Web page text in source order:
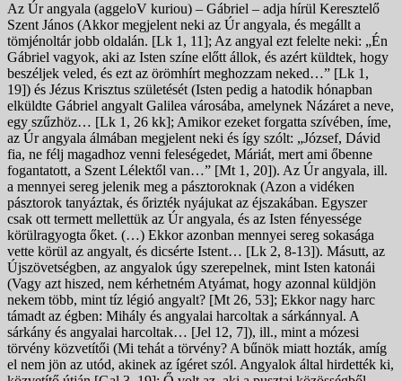
Az Úr angyala (aggeloV kuriou) – Gábriel – adja hírül Keresztelő
Szent János (Akkor megjelent neki az Úr angyala, és megállt a
tömjénoltár jobb oldalán. [Lk 1, 11]; Az angyal ezt felelte neki: „Én
Gábriel vagyok, aki az Isten színe előtt állok, és azért küldtek, hogy
beszéljek veled, és ezt az örömhírt meghozzam neked…” [Lk 1,
19]) és Jézus Krisztus születését (Isten pedig a hatodik hónapban
elküldte Gábriel angyalt Galilea városába, amelynek Názáret a neve,
egy szűzhöz… [Lk 1, 26 kk]; Amikor ezeket forgatta szívében, íme,
az Úr angyala álmában megjelent neki és így szólt: „József, Dávid
fia, ne félj magadhoz venni feleségedet, Máriát, mert ami őbenne
fogantatott, a Szent Lélektől van…” [Mt 1, 20]). Az Úr angyala, ill.
a mennyei sereg jelenik meg a pásztoroknak (Azon a vidéken
pásztorok tanyáztak, és őrizték nyájukat az éjszakában. Egyszer
csak ott termett mellettük az Úr angyala, és az Isten fényessége
körülragyogta őket. (…) Ekkor azonban mennyei sereg sokasága
vette körül az angyalt, és dicsérte Istent… [Lk 2, 8-13]). Másutt, az
Újszövetségben, az angyalok úgy szerepelnek, mint Isten katonái
(Vagy azt hiszed, nem kérhetném Atyámat, hogy azonnal küldjön
nekem több, mint tíz légió angyalt? [Mt 26, 53]; Ekkor nagy harc
támadt az égben: Mihály és angyalai harcoltak a sárkánnyal. A
sárkány és angyalai harcoltak… [Jel 12, 7]), ill., mint a mózesi
törvény közvetítői (Mi tehát a törvény? A bűnök miatt hozták, amíg
el nem jön az utód, akinek az ígéret szól. Angyalok által hirdették ki,